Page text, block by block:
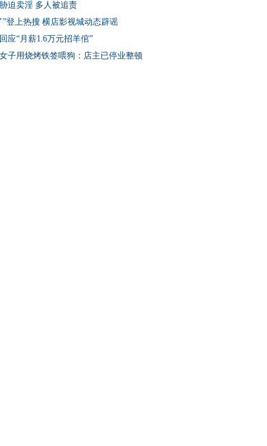
迫卖淫 多人被追责
”登上热搜 横店影视城动态辟谣
应“月薪1.6万元招羊倌”
子用烧烤铁签喂狗：店主已停业整顿